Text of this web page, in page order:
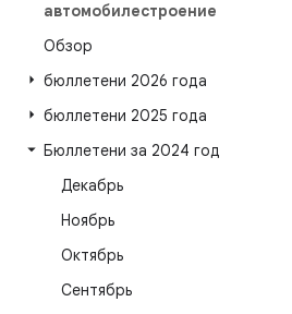
автомобилестроение
Обзор
бюллетени 2026 года
бюллетени 2025 года
Бюллетени за 2024 год
Декабрь
Ноябрь
Октябрь
Сентябрь